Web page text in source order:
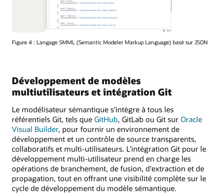
Figure 4 : Langage SMML (Semantic Modeler Markup Language) basé sur JSON
Développement de modèles
multiutilisateurs et intégration Git
Le modélisateur sémantique s'intègre à tous les
référentiels Git, tels que GitHub, GitLab ou Git sur Oracle
Visual Builder, pour fournir un environnement de
développement et un contrôle de source transparents,
collaboratifs et multi-utilisateurs. L'intégration Git pour le
développement multi-utilisateur prend en charge les
opérations de branchement, de fusion, d'extraction et de
propagation, tout en offrant une visibilité complète sur le
cycle de développement du modèle sémantique.